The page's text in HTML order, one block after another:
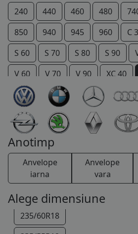
BLOG
B2B -
CONT
CONTACT
COS ( 0 PRODUSE)
240 440 460 480
850
940 945 960 C
S 60
S 70 S 80 S 90
V 60
V 70 V 90 XC 40
XC 90
Anotimp
Anvelope
iarna
Anvelope
vara
Alege dimensiune
235/65R17
235/60R18